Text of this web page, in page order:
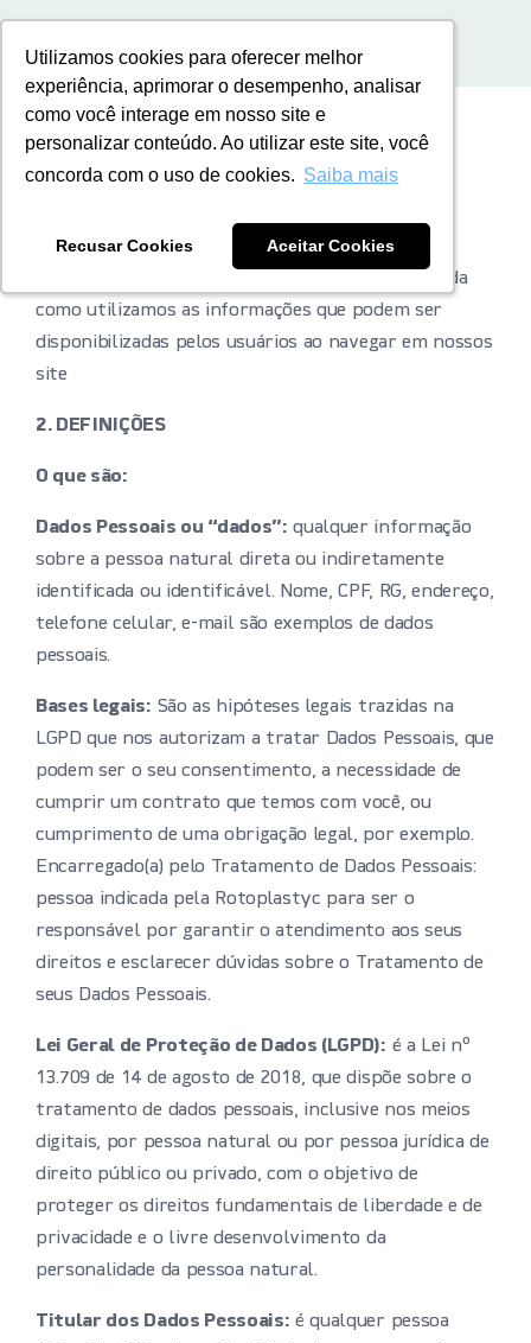
Utilizamos cookies para oferecer melhor
experiência, aprimorar o desempenho, analisar
como você interage em nosso site e
personalizar conteúdo. Ao utilizar este site, você
concorda com o uso de cookies. Saiba mais
Recusar Cookies Aceitar Cookies
Utilizamos cookies para oferecer melhor
experiência, aprimorar o desempenho, analisar
como você interage em nosso site e
personalizar conteúdo. Ao utilizar este site, você
concorda com o uso de cookies. Saiba mais
Recusar Cookies Aceitar Cookies
A Rotoplastyc está comprometida com a sua
privacidade e proteção de dados pessoais. Entenda
como utilizamos as informações que podem ser
disponibilizadas pelos usuários ao navegar em nossos
site
2. DEFINIÇÕES
O que são:
Dados Pessoais ou “dados”:qualquer informação
sobre a pessoa natural direta ou indiretamente
identificada ou identificável. Nome, CPF, RG, endereço,
telefone celular, e-mail são exemplos de dados
pessoais.
Bases legais:São as hipóteses legais trazidas na
LGPD que nos autorizam a tratar Dados Pessoais, que
podem ser o seu consentimento, a necessidade de
cumprir um contrato que temos com você, ou
cumprimento de uma obrigação legal, por exemplo.
Encarregado(a) pelo Tratamento de Dados Pessoais:
pessoa indicada pela Rotoplastyc para ser o
responsável por garantir o atendimento aos seus
direitos e esclarecer dúvidas sobre o Tratamento de
seus Dados Pessoais.
Lei Geral de Proteção de Dados (LGPD):é a Lei nº
13.709 de 14 de agosto de 2018, que dispõe sobre o
tratamento de dados pessoais, inclusive nos meios
digitais, por pessoa natural ou por pessoa jurídica de
direito público ou privado, com o objetivo de
proteger os direitos fundamentais de liberdade e de
privacidade e o livre desenvolvimento da
personalidade da pessoa natural.
Titular dos Dados Pessoais:é qualquer pessoa